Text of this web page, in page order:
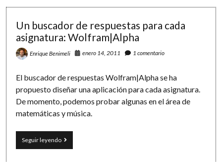
digitales
educativos
Un buscador de respuestas para cada
asignatura: Wolfram|Alpha
Enrique Benimeli enero 14, 2011 1 comentario
El buscador de respuestas Wolfram|Alpha se ha
propuesto diseñar una aplicación para cada asignatura.
De momento, podemos probar algunas en el área de
matemáticas y música.
Seguir leyendoUn
buscador